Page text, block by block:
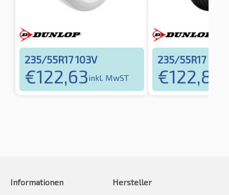
235/55R17 103V
€122,63inkl. MwST
235/55R17 99V
€122,87
Informationen
Hersteller